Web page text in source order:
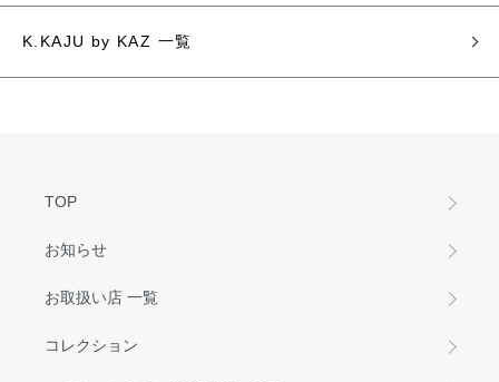
K.KAJU by KAZ 一覧
TOP
お知らせ
お取扱い店 一覧
コレクション